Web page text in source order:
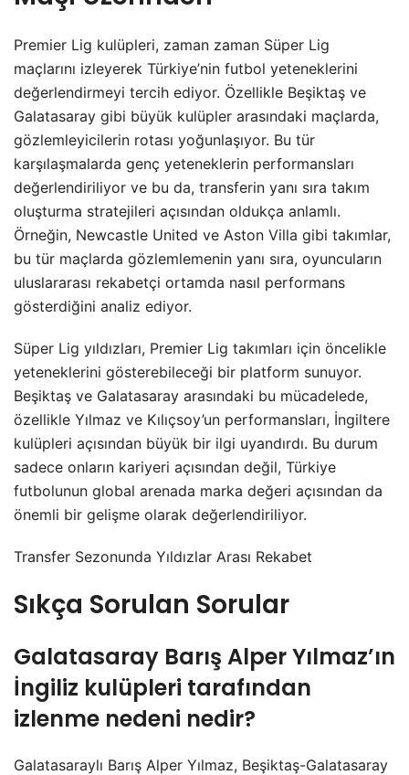
Premier Lig kulüpleri, zaman zaman Süper Lig
maçlarını izleyerek Türkiye’nin futbol yeteneklerini
değerlendirmeyi tercih ediyor. Özellikle Beşiktaş ve
Galatasaray gibi büyük kulüpler arasındaki maçlarda,
gözlemleyicilerin rotası yoğunlaşıyor. Bu tür
karşılaşmalarda genç yeteneklerin performansları
değerlendiriliyor ve bu da, transferin yanı sıra takım
oluşturma stratejileri açısından oldukça anlamlı.
Örneğin, Newcastle United ve Aston Villa gibi takımlar,
bu tür maçlarda gözlemlemenin yanı sıra, oyuncuların
uluslararası rekabetçi ortamda nasıl performans
gösterdiğini analiz ediyor.
Süper Lig yıldızları, Premier Lig takımları için öncelikle
yeteneklerini gösterebileceği bir platform sunuyor.
Beşiktaş ve Galatasaray arasındaki bu mücadelede,
özellikle Yılmaz ve Kılıçsoy’un performansları, İngiltere
kulüpleri açısından büyük bir ilgi uyandırdı. Bu durum
sadece onların kariyeri açısından değil, Türkiye
futbolunun global arenada marka değeri açısından da
önemli bir gelişme olarak değerlendiriliyor.
Transfer Sezonunda Yıldızlar Arası Rekabet
Sıkça Sorulan Sorular
Galatasaray Barış Alper Yılmaz’ın
İngiliz kulüpleri tarafından
izlenme nedeni nedir?
Galatasaraylı Barış Alper Yılmaz, Beşiktaş-Galatasaray